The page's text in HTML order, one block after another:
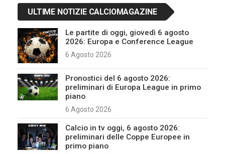
ULTIME NOTIZIE CALCIOMAGAZINE
Le partite di oggi, giovedì 6 agosto
2026: Europa e Conference League
6 Agosto 2026
Pronostici del 6 agosto 2026:
preliminari di Europa League in primo
piano
6 Agosto 2026
Calcio in tv oggi, 6 agosto 2026:
preliminari delle Coppe Europee in
primo piano